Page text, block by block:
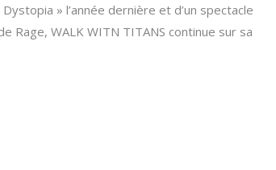
» l’année dernière et d’un spectacle
Rage, WALK WITN TITANS continue sur sa